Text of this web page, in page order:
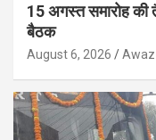
15 अगस्त समारोह की
बैठक
August 6, 2026